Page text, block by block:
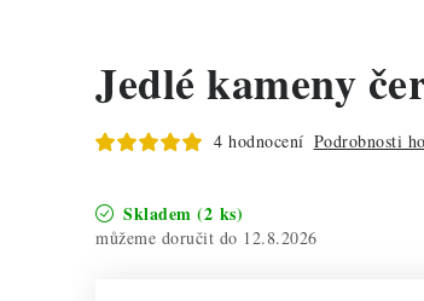
Jedlé kameny
4 hodnocení Podrobnosti
Skladem (2 ks)
12.8.2026